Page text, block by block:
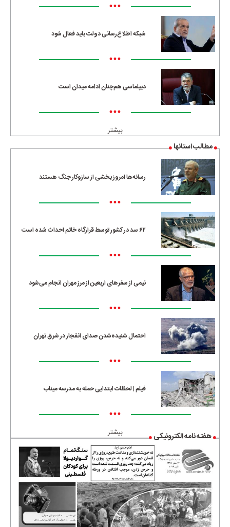
•••
شبکه اطلاع‌رسانی دولت باید فعال شود
•••
دیپلماسی هم‌چنان ادامه میدان است
•••
بیشتر
مطالب استانها
رسانه‌ها امروز بخشی از سازوکار جنگ هستند
•••
۶۲ سد در کشور توسط قرارگاه خاتم احداث شده است
•••
نیمی از سفرهای اربعین از مرز مهران انجام می‌شود
•••
احتمال شنیده‌شدن صدای انفجار در شرق تهران
•••
فیلم | لحظات ابتدایی حمله به مدرسه میناب
•••
بیشتر هفته نامه الکترونیکی